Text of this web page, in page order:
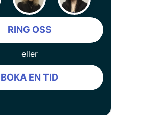
RING OSS
eller
BOKA EN TID